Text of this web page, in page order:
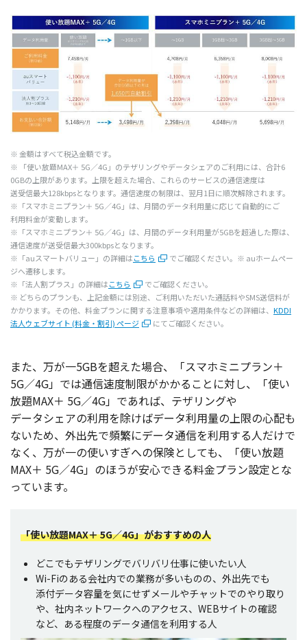
※金額はすべて税込金額です。
※ 「使い放題MAX＋ 5G／4G」のテザリングやデータシェアのご利用には、 合計6
0GBの 上限があります。 上限を超えた場合、これらのサービスの通信速度は
送受信最大128kbpsとなります。 通信速度の制限は、 翌月1日に順次解除されます。
※「スマホミニプラン＋ 5G／4G」は、 月間のデータ利用量に応じて自動的にご
利用料金が変動します。
※「スマホミニプラン＋ 5G／4G」は、 月間のデータ利用量が5GBを超過 した際は、
通信速度が送受信最大300kbpsとなります。
※「auスマートバリュー」 の詳細はこちら でご確認ください。※ auホームペー
ジへ遷移します。
※「法人割プラス」 の詳細はこちら でご確認ください。
※ どちらのプランも、 上記金額には別途、ご利用いただいた通話料やSMS送信料が
かかります。その他、 料金プランに関する注意事項や適用条件などの詳細は、 KDDI
法人ウェブサイト (料金・割引) ページ
にてご確認ください。
また、万が一5GBを超えた場合、「スマホミニプラン＋
5G／4G」では通信速度制限がかかることに対し、「使い
放題MAX＋ 5G／4G」であれば、 テザリングや
データシェアの利用を除けばデータ利用量の 上限の心配も
ないため、 外出先で頻繁にデータ通信を利用する人だけで
なく、万が一の使いすぎへの保険としても、「使い放題
MAX＋ 5G／4G」のほうが安心できる料金プラン設定とな
っています。
「使い放題MAX＋ 5G／4G」がおすすめの人
どこでもテザリングでバリバリ 仕事に使いたい人
Wi-Fiのある会社内での業務が多いものの、外出先でも
添付データ容量を気にせず メールやチャットでのやり取り
や、社内ネットワークへのアクセス、WEBサイトの確認
など、ある程度のデータ通信を利用する人